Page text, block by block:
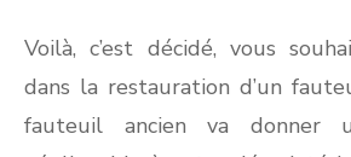
Voilà, c’est décidé, vous
dans la restauration d’un
fauteuil ancien va donner